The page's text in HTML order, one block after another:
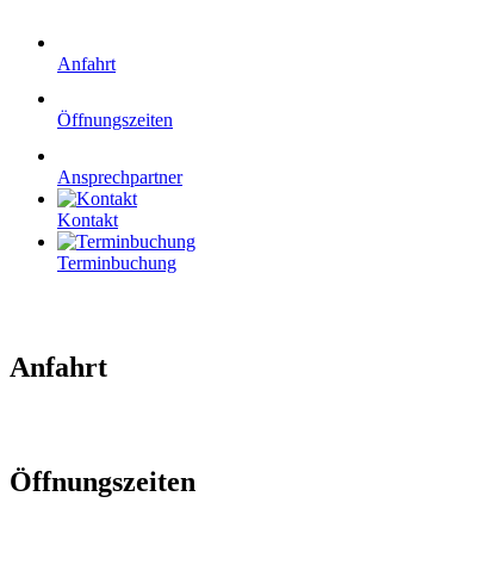
Anfahrt
Öffnungszeiten
Ansprechpartner
Kontakt
Terminbuchung
Anfahrt
Öffnungszeiten